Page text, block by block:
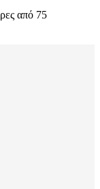
από 75